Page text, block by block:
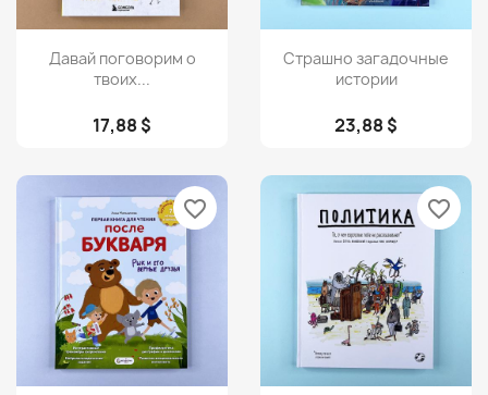
Просмотр
Давай поговорим о
твоих...
17,88 $
Просмотр
Страшно загадочные
истории
23,88 $
favorite_border favorite_border